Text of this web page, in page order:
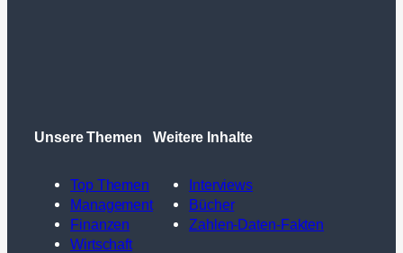
Unsere Themen
Top Themen
Management
Finanzen
Wirtschaft
Weitere Inhalte
Interviews
Bücher
Zahlen-Daten-Fakten